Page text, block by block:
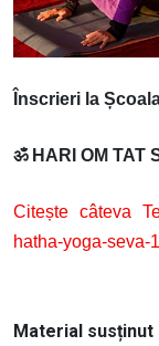
Înscrieri la
ॐHARI OM TAT
Citește câteva
hatha-yoga-seva-
Material susținut